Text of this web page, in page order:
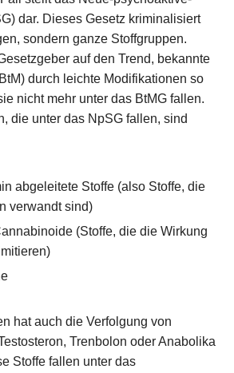
dar. Dieses Gesetz kriminalisiert
sondern ganze Stoffgruppen.
auf den Trend, bekannte
durch leichte Modifikationen so
nicht mehr unter das BtMG fallen.
die unter das NpSG fallen, sind
abgeleitete Stoffe (also Stoffe, die
verwandt sind)
(Stoffe, die die Wirkung
hat auch die Verfolgung von
Trenbolon oder Anabolika
Stoffe fallen unter das